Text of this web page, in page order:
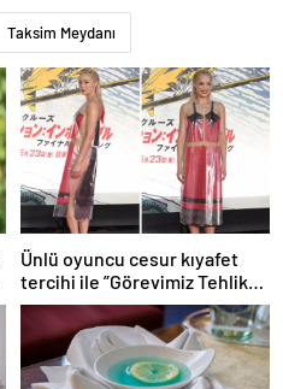
Taksim Meydanı
Ünlü oyuncu cesur kıyafet
tercihi ile ”Görevimiz Tehlike”
galasına damga vurdu